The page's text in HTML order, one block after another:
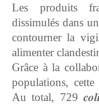
Les produits
dissimulés dans
contourner la
alimenter
Grâce à la
populations,
Au total, 729